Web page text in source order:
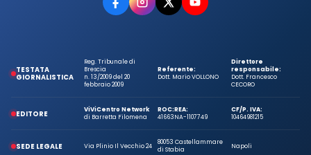
TESTATA
GIORNALISTICA
Reg. Tribunale di
Brescia
n. 13/2009 del 20
febbraio 2009
Referente:
Dott. Mario VOLLONO
Direttore
responsabile:
Dott. Francesco
CECORO
EDITORE
ViViCentro Network
di Barretta Filomena
ROC:
41663
REA:
NA-1107749
CF/P. IVA:
10464981215
SEDE LEGALE Via Plinio Il Vecchio 24
80053 Castellammare
di Stabia
Napoli